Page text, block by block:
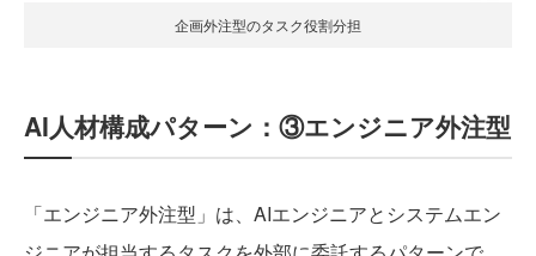
企画外注型のタスク役割分担
AI人材構成パターン：③エンジニア外注型
「エンジニア外注型」は、AIエンジニアとシステムエン